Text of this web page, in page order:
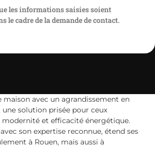
les informations saisies soient
le cadre de la demande de contact.
maison avec un agrandissement en
une solution prisée pour ceux
et efficacité énergétique.
son expertise reconnue, étend ses
à Rouen, mais aussi à